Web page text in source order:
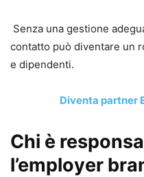
Senza una gestione
contatto può diventare un
e dipendenti.
Diventa partner
Chi è
l’employer